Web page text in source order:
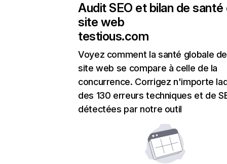
Audit SEO et bilan de santé
site web
testious.com
Voyez comment la santé globale
site web se compare à celle de la
concurrence. Corrigez n'importe
des 130 erreurs techniques et de
détectées par notre outil